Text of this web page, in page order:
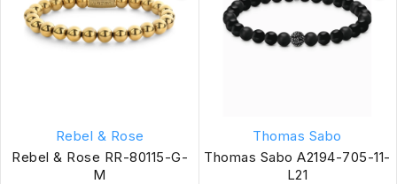
Rebel & Rose
Rebel & Rose RR-80115-G-
M
Thomas Sabo
Thomas Sabo A2194-705-11-
L21